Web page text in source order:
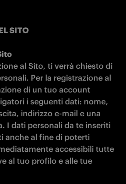
SITO
al Sito, ti verrà chiesto di
Per la registrazione al
di un tuo account
i seguenti dati: nome,
indirizzo e-mail e una
I dati personali da te inseriti
anche al fine di poterti
accessibili tutte
al tuo profilo e alle tue